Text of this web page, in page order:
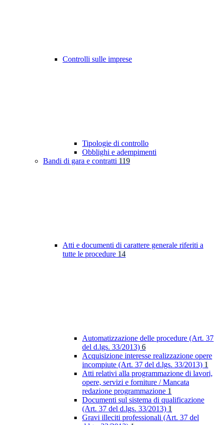
Controlli sulle imprese
Tipologie di controllo
Obblighi e adempimenti
Bandi di gara e contratti 119
Atti e documenti di carattere generale riferiti a
tutte le procedure 14
Automatizzazione delle procedure (Art. 37
del d.lgs. 33/2013) 6
Acquisizione interesse realizzazione opere
incompiute (Art. 37 del d.lgs. 33/2013) 1
Atti relativi alla programmazione di lavori,
opere, servizi e forniture / Mancata
redazione programmazione 1
Documenti sul sistema di qualificazione
(Art. 37 del d.lgs. 33/2013) 1
Gravi illeciti professionali (Art. 37 del